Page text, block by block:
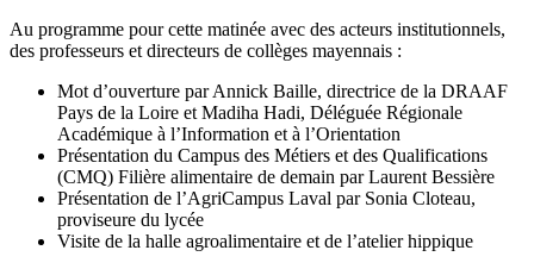
Au programme pour cette matinée avec des acteurs institutionnels,
des professeurs et directeurs de collèges mayennais :
Mot d’ouverture par Annick Baille, directrice de la DRAAF
Pays de la Loire et Madiha Hadi, Déléguée Régionale
Académique à l’Information et à l’Orientation
Présentation du Campus des Métiers et des Qualifications
(CMQ) Filière alimentaire de demain par Laurent Bessière
Présentation de l’AgriCampus Laval par Sonia Cloteau,
proviseure du lycée
Visite de la halle agroalimentaire et de l’atelier hippique